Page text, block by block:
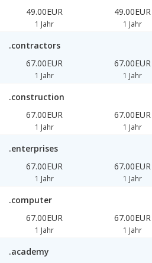
49.00EUR
1 Jahr
49.00EUR
1 Jahr
.contractors
67.00EUR
1 Jahr
67.00EUR
1 Jahr
.construction
67.00EUR
1 Jahr
67.00EUR
1 Jahr
.enterprises
67.00EUR
1 Jahr
67.00EUR
1 Jahr
.computer
67.00EUR
1 Jahr
67.00EUR
1 Jahr
.academy